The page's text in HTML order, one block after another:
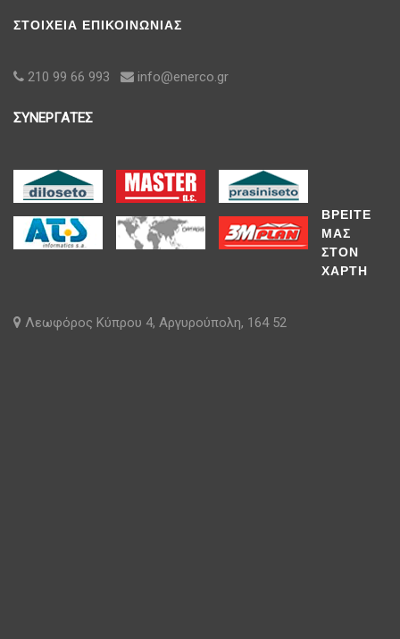
ΣΤΟΙΧΕΙΑ ΕΠΙΚΟΙΝΩΝΙΑΣ
210 99 66 993 info@enerco.gr
ΣΥΝΕΡΓΑΤΕΣ
ΒΡΕΙΤΕ
ΜΑΣ
ΣΤΟΝ
ΧΑΡΤΗ
Λεωφόρος Κύπρου 4, Αργυρούπολη, 164 52